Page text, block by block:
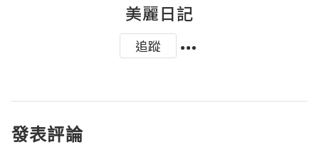
美麗日記
追蹤
發表評論